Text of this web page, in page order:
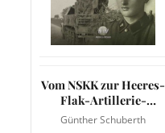
Vom NSKK zur Heeres-
Flak-Artillerie-
Abteilung 273
Günther Schuberth